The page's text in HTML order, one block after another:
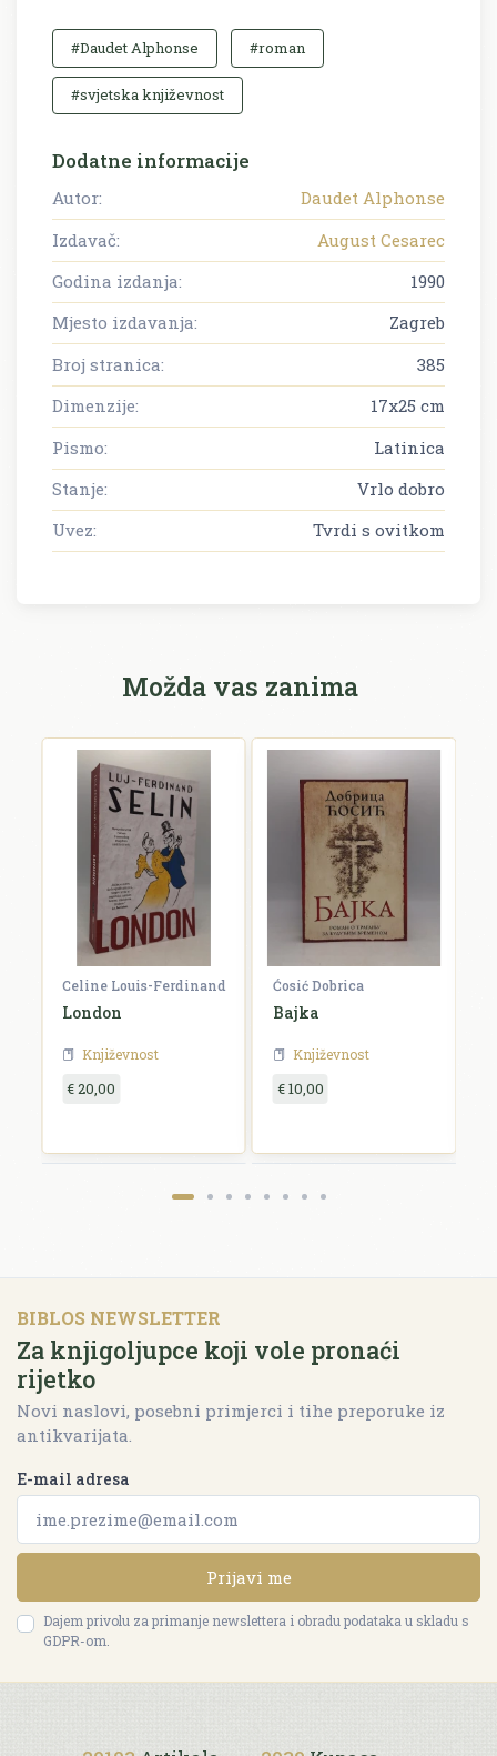
#Daudet Alphonse #roman
#svjetska književnost
Dodatne informacije
Autor:
Daudet Alphonse
Izdavač:
August Cesarec
Godina izdanja:
1990
Mjesto izdavanja:
Zagreb
Broj stranica:
385
Dimenzije:
17x25 cm
Pismo:
Latinica
Stanje:
Vrlo dobro
Uvez:
Tvrdi s ovitkom
Možda vas zanima
Celine Louis-Ferdinand
London
Književnost
€ 20,00
Ćosić Dobrica
Bajka
Književnost
€ 10,00
BIBLOS NEWSLETTER
Za knjigoljupce koji vole pronaći
rijetko
Novi naslovi, posebni primjerci i tihe preporuke iz
antikvarijata.
E-mail adresa
Prijavi me
Dajem privolu za primanje newslettera i obradu podataka u skladu s
GDPR-om.